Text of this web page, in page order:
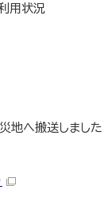
用状況
地へ搬送しました